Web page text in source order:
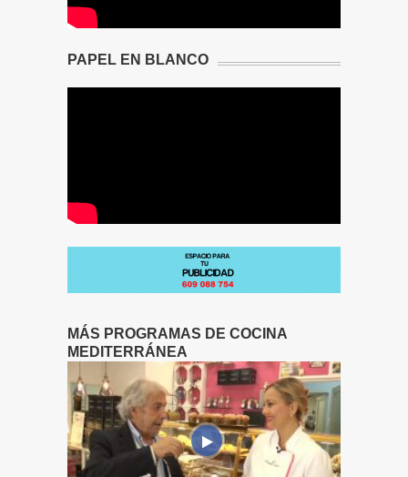
PAPEL EN BLANCO
MÁS PROGRAMAS DE COCINA
MEDITERRÁNEA